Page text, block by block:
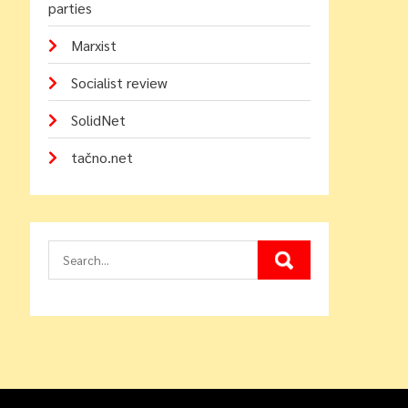
parties
Marxist
Socialist review
SolidNet
tačno.net